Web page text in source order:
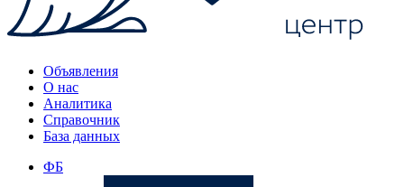
Объявления
О нас
Аналитика
Справочник
База данных
ФБ